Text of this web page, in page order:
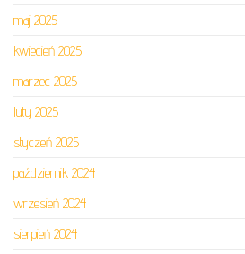
maj 2025
kwiecień 2025
marzec 2025
luty 2025
styczeń 2025
październik 2024
wrzesień 2024
sierpień 2024